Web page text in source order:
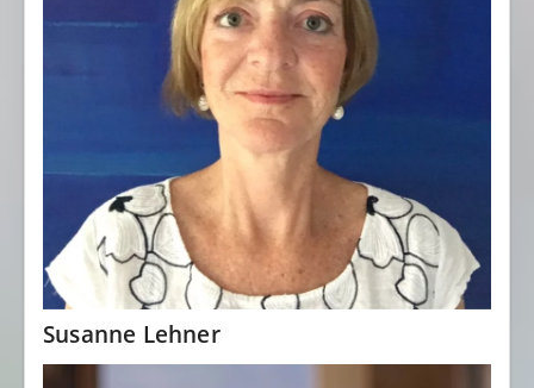
Susanne Lehner